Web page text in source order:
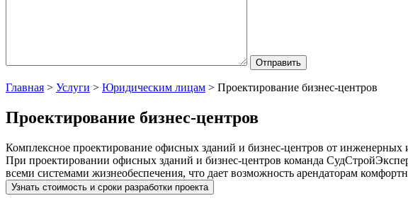
Отправить
Главная > Услуги > Юридическим лицам > Проектирование бизнес-центров
Проектирование бизнес-центров
Комплексное проектирование офисных зданий и бизнес-центров от инженерных
При проектировании офисных зданий и бизнес-центров команда
всеми системами жизнеобеспечения, что дает возможность арендаторам
Узнать стоимость и сроки разработки проекта